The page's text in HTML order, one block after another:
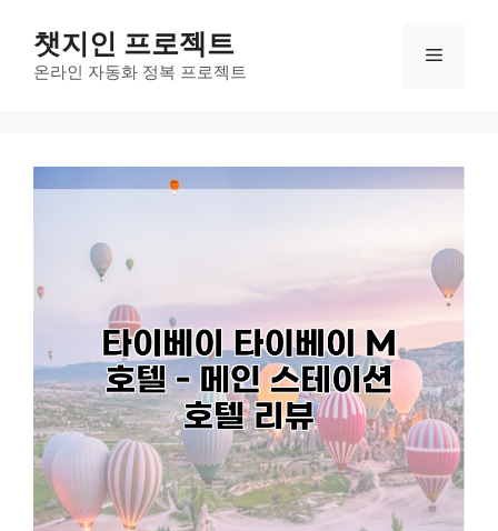
챗지인 프로젝트
온라인 자동화 정복 프로젝트
메